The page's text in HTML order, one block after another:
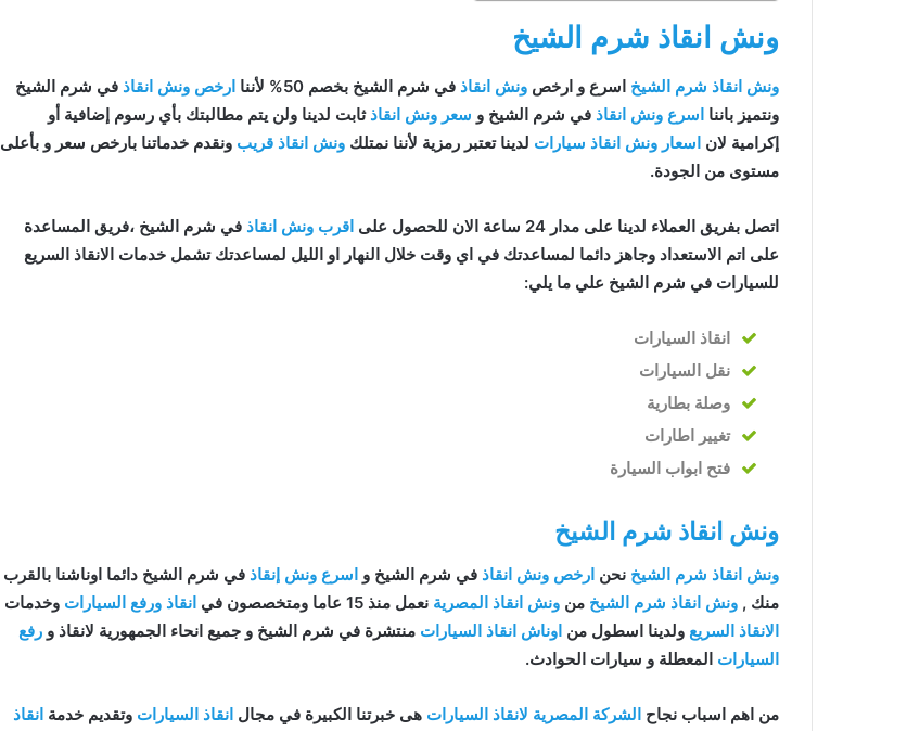
ونش انقاذ شرم الشيخ
ونش انقاذ شرم الشيخ اسرع و ارخص ونش انقاذ في شرم الشيخ بخصم 50% لأننا ارخص ونش انقاذ في شرم الشيخ
ونتميز باننا اسرع ونش انقاذ في شرم الشيخ و سعر ونش انقاذ ثابت لدينا ولن يتم مطالبتك بأي رسوم إضافية أو
إكرامية لان اسعار ونش انقاذ سيارات لدينا تعتبر رمزية لأننا نمتلك ونش انقاذ قريب ونقدم خدماتنا بارخص سعر و بأعلى
مستوى من الجودة.
اتصل بفريق العملاء لدينا على مدار 24 ساعة الان للحصول على اقرب ونش انقاذ في شرم الشيخ ،فريق المساعدة
على اتم الاستعداد وجاهز دائما لمساعدتك في اي وقت خلال النهار او الليل لمساعدتك تشمل خدمات الانقاذ السريع
للسيارات في شرم الشيخ علي ما يلي:
انقاذ السيارات
نقل السيارات
وصلة بطارية
تغيير اطارات
فتح ابواب السيارة
ونش انقاذ شرم الشيخ
ونش انقاذ شرم الشيخ نحن ارخص ونش انقاذ في شرم الشيخ و اسرع ونش إنقاذ في شرم الشيخ دائما اوناشنا بالقرب
منك , ونش انقاذ شرم الشيخ من ونش انقاذ المصرية نعمل منذ 15 عاما ومتخصصون في انقاذ ورفع السيارات وخدمات
الانقاذ السريع ولدينا اسطول من اوناش انقاذ السيارات منتشرة في شرم الشيخ و جميع انحاء الجمهورية لانقاذ و رفع
السيارات المعطلة و سيارات الحوادث.
من اهم اسباب نجاح الشركة المصرية لانقاذ السيارات هى خبرتنا الكبيرة في مجال انقاذ السيارات وتقديم خدمة انقاذ